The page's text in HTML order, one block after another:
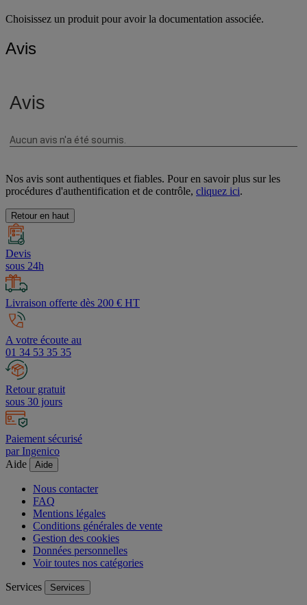
Choisissez un produit pour avoir la documentation associée.
Avis
Nos avis sont authentiques et fiables. Pour en savoir plus sur les
procédures d'authentification et de contrôle, cliquez ici.
Retour en haut
Devis
sous 24h
Livraison offerte dès 200 € HT
A votre écoute au
01 34 53 35 35
Retour gratuit
sous 30 jours
Paiement sécurisé
par Ingenico
Aide
Aide
Nous contacter
FAQ
Mentions légales
Conditions générales de vente
Gestion des cookies
Données personnelles
Voir toutes nos catégories
Services Services